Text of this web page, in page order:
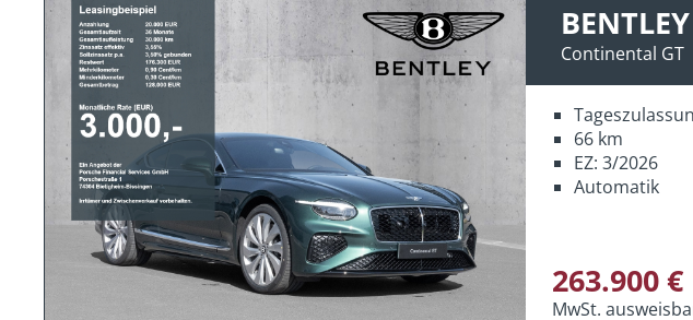
Continental GT
66 km
EZ: 3/2026
Automatik
263.900 €
MwSt.